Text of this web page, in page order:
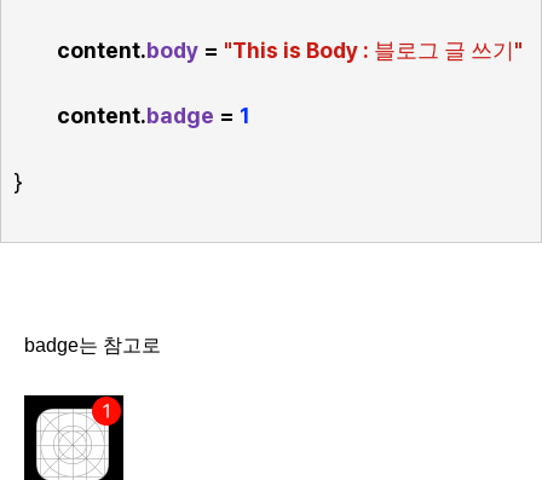
content.body = "This is Body : 블로그 글 쓰기 "
content.badge = 1
}
badge는 참고로